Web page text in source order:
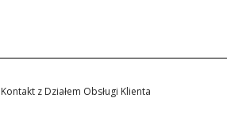
Kontakt z Działem Obsługi Klienta